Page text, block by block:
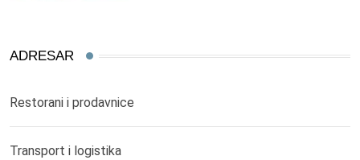
ADRESAR
Restorani i prodavnice
Transport i logistika